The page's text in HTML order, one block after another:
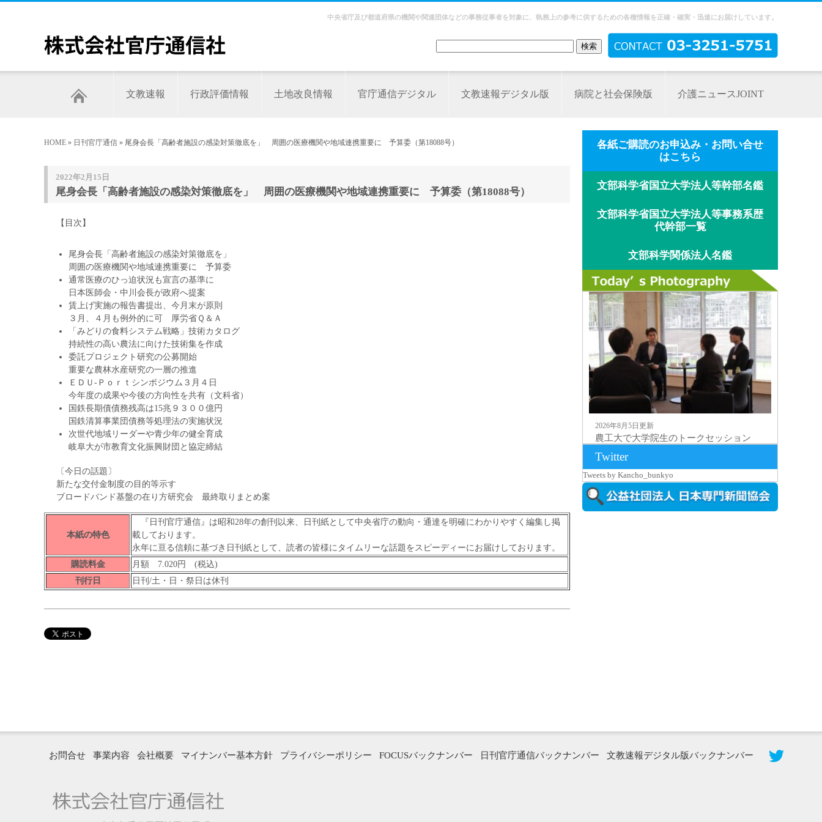
中央省庁及び都道府県の機関や関連団体などの事務従事者を対象に、執務上の参考に供するための各種情報を正確・確実・迅速にお届けしています。
文教速報 行政評価情報 土地改良情報 官庁通信デジタル 文教速報デジタル版 病院と社会保険版 介護ニュースJOINT
HOME » 日刊官庁通信 » 尾身会長「高齢者施設の感染対策徹底を」 周囲の医療機関や地域連携重要に 予算委（第18088号）
2022年2月15日
尾身会長「高齢者施設の感染対策徹底を」 周囲の医療機関や地域連携重要に 予算委（第18088号）
【目次】
尾身会長「高齢者施設の感染対策徹底を」
周囲の医療機関や地域連携重要に 予算委
通常医療のひっ迫状況も宣言の基準に
日本医師会・中川会長が政府へ提案
賃上げ実施の報告書提出、今月末が原則
３月、４月も例外的に可 厚労省Ｑ＆Ａ
「みどりの食料システム戦略」技術カタログ
持続性の高い農法に向けた技術集を作成
委託プロジェクト研究の公募開始
重要な農林水産研究の一層の推進
ＥＤＵ‐Ｐｏｒｔシンポジウム３月４日
今年度の成果や今後の方向性を共有（文科省）
国鉄長期債債務残高は15兆９３００億円
国鉄清算事業団債務等処理法の実施状況
次世代地域リーダーや青少年の健全育成
岐阜大が市教育文化振興財団と協定締結
〔今日の話題〕
新たな交付金制度の目的等示す
ブロードバンド基盤の在り方研究会 最終取りまとめ案
本紙の特色
『日刊官庁通信』は昭和28年の創刊以来、日刊紙として中央省庁の動向・通達を明確にわかりやすく編集し掲
載しております。
永年に亘る信頼に基づき日刊紙として、読者の皆様にタイムリーな話題をスピーディーにお届けしております。
購読料金
月額 7.020円 (税込)
刊行日
日刊/土・日・祭日は休刊
各紙ご購読のお申込み・お問い合せ
はこちら
文部科学省国立大学法人等幹部名鑑
文部科学省国立大学法人等事務系歴
代幹部一覧
文部科学関係法人名鑑
2026年8月5日更新
農工大で大学院生のトークセッション
Twitter
Tweets by Kancho_bunkyo
お問合せ 事業内容 会社概要 マイナンバー基本方針 プライバシーポリシー FOCUSバックナンバー 日刊官庁通信バックナンバー 文教速報デジタル版バックナンバー